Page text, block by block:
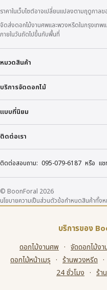
ราคาในเว็บไซต์อาจเปลี่ยนแปลงตามฤดูกา
จัดส่งดอกไม้งานศพและพวงหรีดในกรุงเท
ภายในวันถัดไปขึ้นกับพื้นที่
หมวดสินค้า
บริการจัดดอกไม้
แบบที่นิยม
ติดต่อเรา
ติดต่อสอบถาม: 095-079-6187 หรือ แช
© BoonForal 2026
นโยบายความเป็นส่วนตัวข้อกำหนดสินค้าทั้ง
บริการของ
ดอกไม้งานศพ · จัดดอกไม้ง
ดอกไม้หน้าเมรุ · ร้านพวงหรีด ·
24 ชั่วโมง · ร้า